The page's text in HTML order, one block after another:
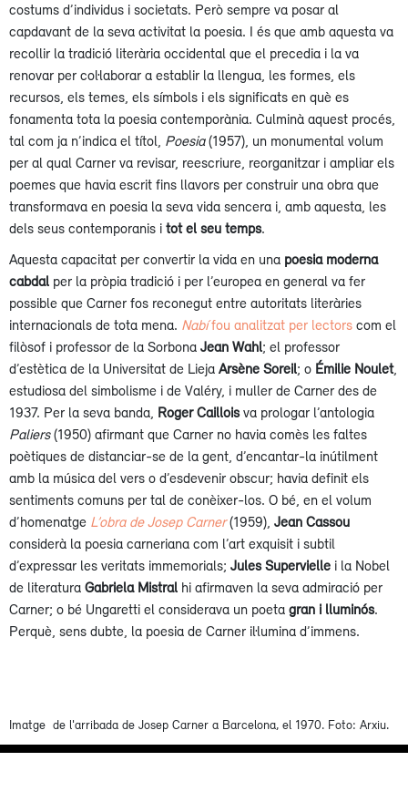
costums d’individus i societats. Però sempre va posar al
capdavant de la seva activitat la poesia. I és que amb aquesta va
recollir la tradició literària occidental que el precedia i la va
renovar per col·laborar a establir la llengua, les formes, els
recursos, els temes, els símbols i els significats en què es
fonamenta tota la poesia contemporània. Culminà aquest procés,
tal com ja n’indica el títol, Poesia(1957), un monumental volum
per al qual Carner va revisar, reescriure, reorganitzar i ampliar els
poemes que havia escrit fins llavors per construir una obra que
transformava en poesia la seva vida sencera i, amb aquesta, les
dels seus contemporanis i tot el seu temps.
Aquesta capacitat per convertir la vida en una poesia moderna
cabdal per la pròpia tradició i per l’europea en general va fer
possible que Carner fos reconegut entre autoritats literàries
internacionals de tota mena. Nabífou analitzat per lectors com el
filòsof i professor de la Sorbona Jean Wahl; el professor
d’estètica de la Universitat de Lieja Arsène Soreil; o Émilie Noulet,
estudiosa del simbolisme i de Valéry, i muller de Carner des de
1937. Per la seva banda, Roger Cailloisva prologar l’antologia
Paliers(1950) afirmant que Carner no havia comès les faltes
poètiques de distanciar-se de la gent, d’encantar-la inútilment
amb la música del vers o d’esdevenir obscur; havia definit els
sentiments comuns per tal de conèixer-los. O bé, en el volum
d’homenatge L’obra de Josep Carner(1959), Jean Cassou
considerà la poesia carneriana com l’art exquisit i subtil
d’expressar les veritats immemorials; Jules Supervielle i la Nobel
de literatura Gabriela Mistral hi afirmaven la seva admiració per
Carner; o bé Ungaretti el considerava un poeta gran i lluminós.
Perquè, sens dubte, la poesia de Carner il·lumina d’immens.
Imatge de l'arribada de Josep Carner a Barcelona, el 1970. Foto: Arxiu.